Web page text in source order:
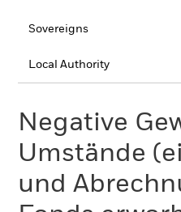
Sovereigns
Local Authority
Negative
Umstände
und